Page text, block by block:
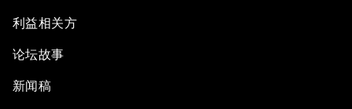
利益相关方
论坛故事
新闻稿